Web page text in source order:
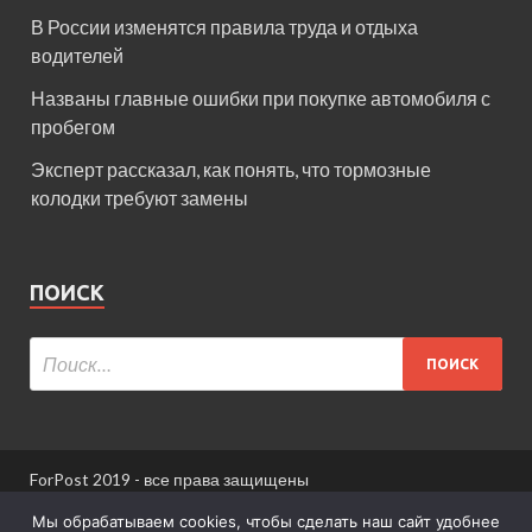
В России изменятся правила труда и отдыха
водителей
Названы главные ошибки при покупке автомобиля с
пробегом
Эксперт рассказал, как понять, что тормозные
колодки требуют замены
ПОИСК
ForPost 2019 - все права защищены
При использовании материалов сайта ссылка
Мы обрабатываем cookies, чтобы сделать наш сайт удобнее